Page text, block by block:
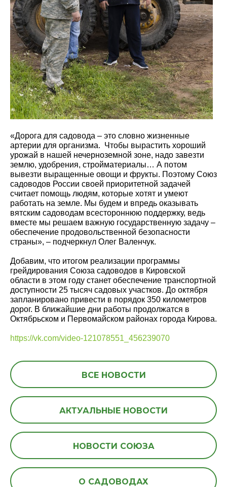
«Дорога для садовода – это словно жизненные
артерии для организма. Чтобы вырастить хороший
урожай в нашей нечерноземной зоне, надо завезти
землю, удобрения, стройматериалы… А потом
вывезти выращенные овощи и фрукты. Поэтому Союз
садоводов России своей приоритетной задачей
считает помощь людям, которые хотят и умеют
работать на земле. Мы будем и впредь оказывать
вятским садоводам всестороннюю поддержку, ведь
вместе мы решаем важную государственную задачу –
обеспечение продовольственной безопасности
страны», – подчеркнул Олег Валенчук.
Добавим, что итогом реализации программы
грейдирования Союза садоводов в Кировской
области в этом году станет обеспечение транспортной
доступности 25 тысяч садовых участков. До октября
запланировано привести в порядок 350 километров
дорог. В ближайшие дни работы продолжатся в
Октябрьском и Первомайском районах города Кирова.
https://vk.com/video-121078551_456239070
ВСЕ НОВОСТИ
АКТУАЛЬНЫЕ НОВОСТИ
НОВОСТИ СОЮЗА
О САДОВОДАХ